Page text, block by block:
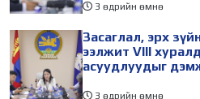
3 өдрийн өмнө
Засаглал, эрх
ээлжит VIII
асуудлуудыг
3 өдрийн өмнө